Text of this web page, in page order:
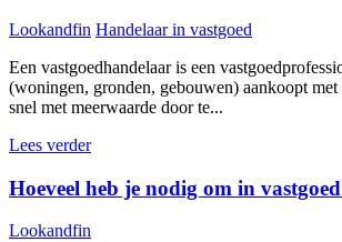
Lookandfin Handelaar in vastgoed
Een vastgoedhandelaar is een
(woningen, gronden, gebouwen) aankoopt met
snel met meerwaarde door te...
Lees verder
Hoeveel heb je nodig om in
Lookandfin